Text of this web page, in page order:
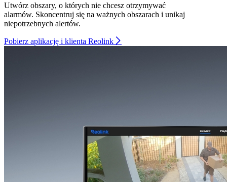
Utwórz obszary, o których nie chcesz otrzymywać
alarmów. Skoncentruj się na ważnych obszarach i unikaj
niepotrzebnych alertów.
Pobierz aplikację i klienta Reolink